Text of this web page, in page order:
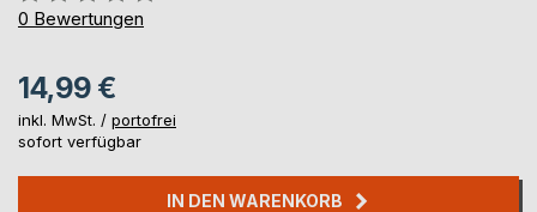
0%
0 Bewertungen
14,99 €
inkl. MwSt. / portofrei
sofort verfügbar
IN DEN WARENKORB